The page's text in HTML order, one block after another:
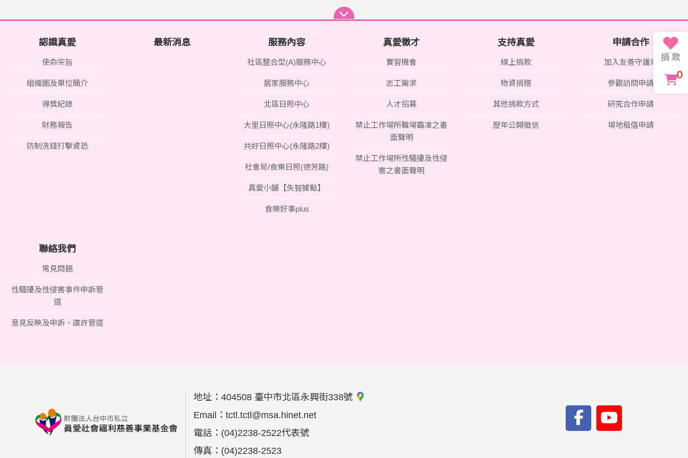
認識真愛
使命宗旨
組織圖及單位簡介
得獎紀錄
財務報告
防制洗錢打擊資恐
最新消息 服務內容
社區整合型(A)服務中心
居家服務中心
北區日照中心
大里日照中心(永隆路1樓)
共好日照中心(永隆路2樓)
社會局/食樂日照(德芳路)
真愛小舖【失智據點】
食樂好事plus
真愛徵才
實習機會
志工需求
人才招募
禁止工作場所職場霸凌之書
面聲明
禁止工作場所性騷擾及性侵
害之書面聲明
支持真愛
線上捐款
物資捐贈
其他捐款方式
歷年公開徵信
申請合作
加入友善守護站
參觀訪問申請
研究合作申請
場地租借申請
聯絡我們
常見問題
性騷擾及性侵害事件申訴管
道
意見反映及申訴、讚許管道
地址： 404508 臺中市北區永興街338號
Email： tctl.tctl@msa.hinet.net
電話： (04)2238-2522代表號
傳真： (04)2238-2523
0